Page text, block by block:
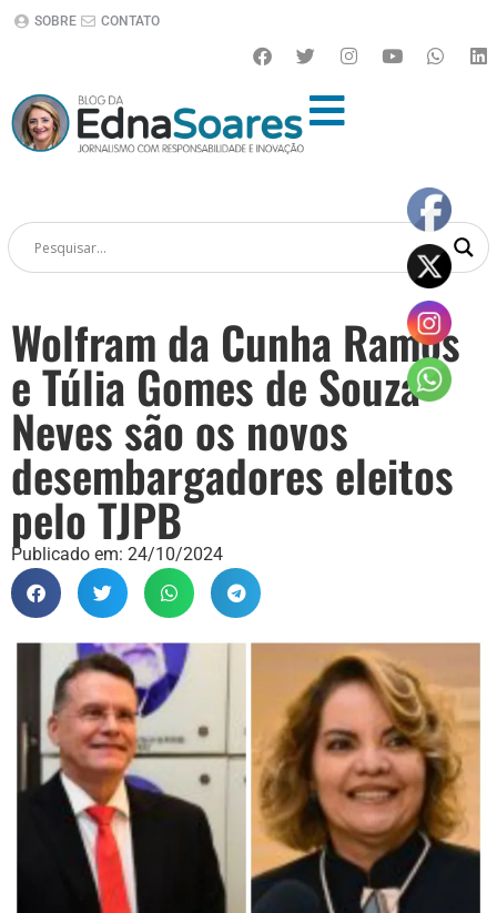
SOBRE CONTATO
Wolfram da Cunha Ramos
e Túlia Gomes de Souza
Neves são os novos
desembargadores eleitos
pelo TJPB
Publicado em: 24/10/2024